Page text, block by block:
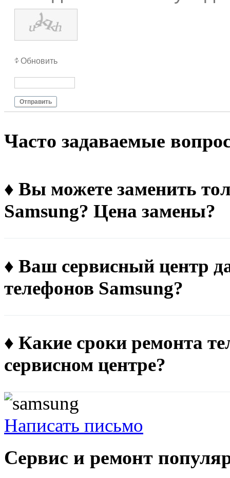
Обновить
Отправить
Чacтo зaдaвaeмыe
♦ Вы можете заменить
Samsung? Цена замены?
♦ Ваш сервисный центр
телефонов Samsung?
♦ Какие сроки ремонта
сервисном центре?
Написать письмо
Сервис и ремонт